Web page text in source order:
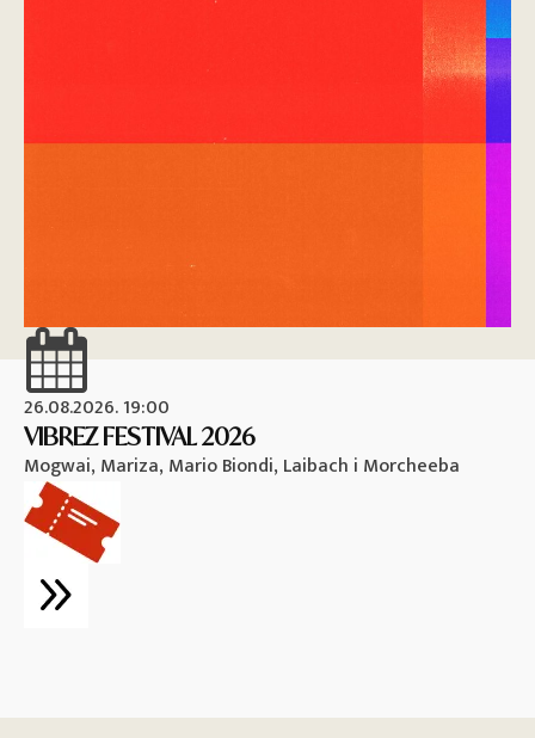
26.08.2026. 19:00
VIBREZ FESTIVAL 2026
Mogwai, Mariza, Mario Biondi, Laibach i Morcheeba